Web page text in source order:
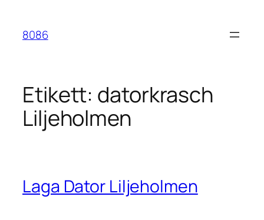
innehåll
8086
Etikett: datorkrasch
Liljeholmen
Laga Dator Liljeholmen